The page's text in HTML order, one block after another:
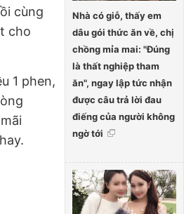
Nhà có giỗ, thấy em
dâu gói thức ăn về, chị
chồng mỉa mai: "Đúng
là thất nghiệp tham
ăn", ngay lập tức nhận
được câu trả lời đau
điếng của người không
ngờ tới
cùng
cho
1 phen,